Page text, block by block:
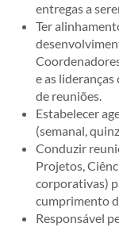
entregas a
Ter
e as
de reuniões.
Estabelecer
(semanal,
Conduzir
Projetos,
corporativas)
cumprimento
Responsável